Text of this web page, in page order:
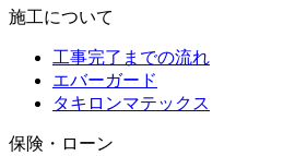
施工について
工事完了までの流れ
エバーガード
タキロンマテックス
保険・ローン